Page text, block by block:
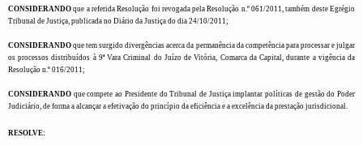
CONSIDERANDO que a referida Resolução foi revogada pela Resolução n.º 061/2011, também deste Egrégio
Tribunal de Justiça, publicada no Diário da Justiça do dia 24/10/2011;
CONSIDERANDO que tem surgido divergências acerca da permanência da competência para processar e julgar
os processos distribuídos à 9ª Vara Criminal do Juízo de Vitória, Comarca da Capital, durante a vigência da
Resolução n.º 016/2011;
CONSIDERANDO que compete ao Presidente do Tribunal de Justiça implantar políticas de gestão do Poder
Judiciário, de forma a alcançar a efetivação do princípio da eficiência e a excelência da prestação jurisdicional.
RESOLVE: